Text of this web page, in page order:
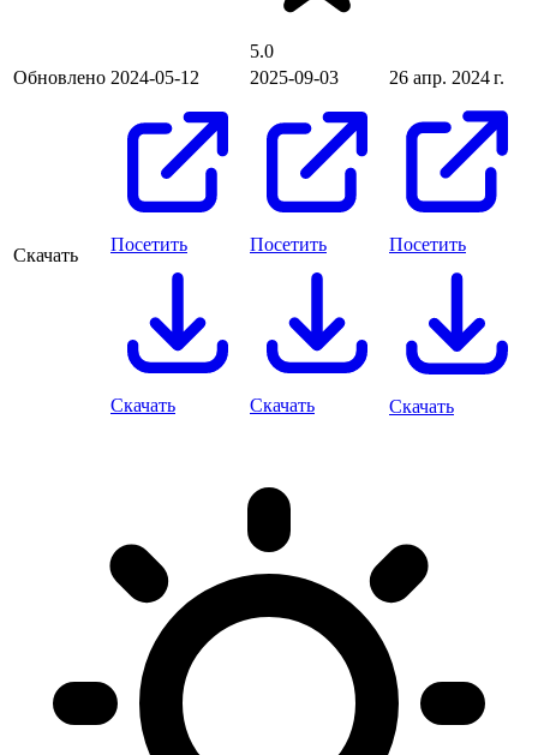
5.0
Обновлено 2024-05-12 2025-09-03 26 апр. 2024 г.
Скачать
Посетить
Скачать
Посетить
Скачать
Посетить
Скачать